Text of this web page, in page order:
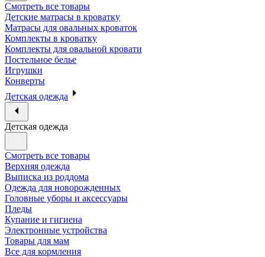
Смотреть все товары
Детские матрасы в кроватку
Матрасы для овальных кроваток
Комплекты в кроватку
Комплекты для овальной кровати
Постельное белье
Игрушки
Конверты
Детская одежда
Детская одежда
Смотреть все товары
Верхняя одежда
Выписка из роддома
Одежда для новорожденных
Головные уборы и аксессуары
Пледы
Купание и гигиена
Электронные устройства
Товары для мам
Все для кормления